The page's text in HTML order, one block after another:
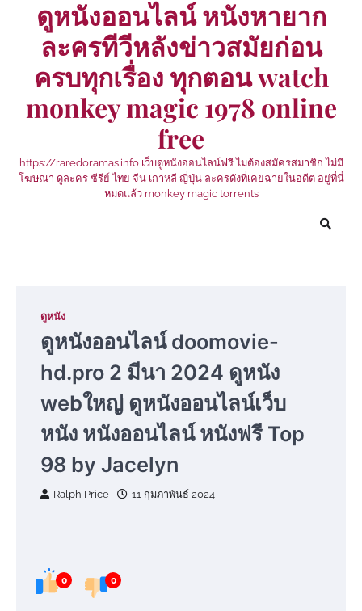
content
ดูหนังออนไลน์ หนังหายาก
ละครทีวีหลังข่าวสมัยก่อน
ครบทุกเรื่อง ทุกตอน watch
monkey magic 1978 online
free
https://raredoramas.info เว็บดูหนังออนไลน์ฟรี ไม่ต้องสมัครสมาชิก ไม่มี
โฆษณา ดูละคร ซีรีย์ ไทย จีน เกาหลี ญี่ปุ่น ละครดังที่เคยฉายในอดีต อยู่ที่นี่
หมดแล้ว monkey magic torrents
ดูหนัง
ดูหนังออนไลน์ doomovie-
hd.pro 2 มีนา 2024 ดูหนัง
webใหญ่ ดูหนังออนไลน์เว็บ
หนัง หนังออนไลน์ หนังฟรี Top
98 by Jacelyn
Ralph Price 11 กุมภาพันธ์ 2024
0 0